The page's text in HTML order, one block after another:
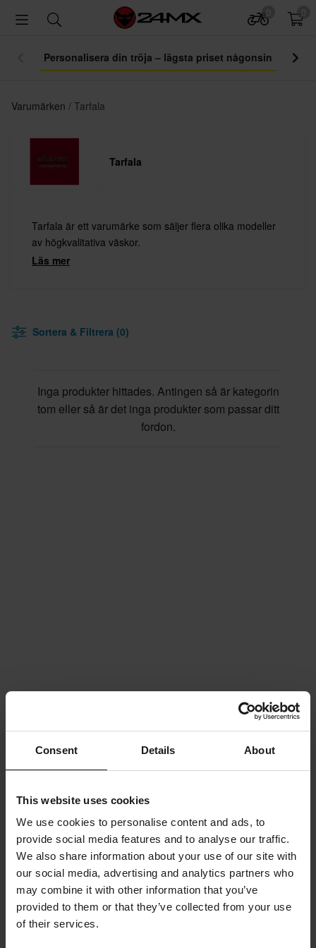
Consent Details About
This website uses cookies
We use cookies to personalise content and ads, to
provide social media features and to analyse our traffic.
We also share information about your use of our site with
our social media, advertising and analytics partners who
may combine it with other information that you’ve
provided to them or that they’ve collected from your use
of their services.
Personalisera din tröja – lägsta priset någonsin
Varumärken Tarfala
Tarfala
Tarfala är ett varumärke som säljer flera olika modeller
av högkvalitativa väskor.
Läs mer
Sortera & Filtrera (0)
Inga produkter hittades. Antingen så är kategorin
tom eller så är det inga produkter som passar ditt
fordon.